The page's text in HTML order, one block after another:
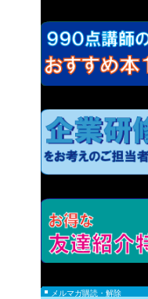
メルマガ購読・解除